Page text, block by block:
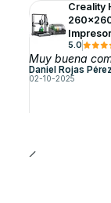
Creality
5.0
Muy buena
Daniel Rojas Pérez
02-10-2025